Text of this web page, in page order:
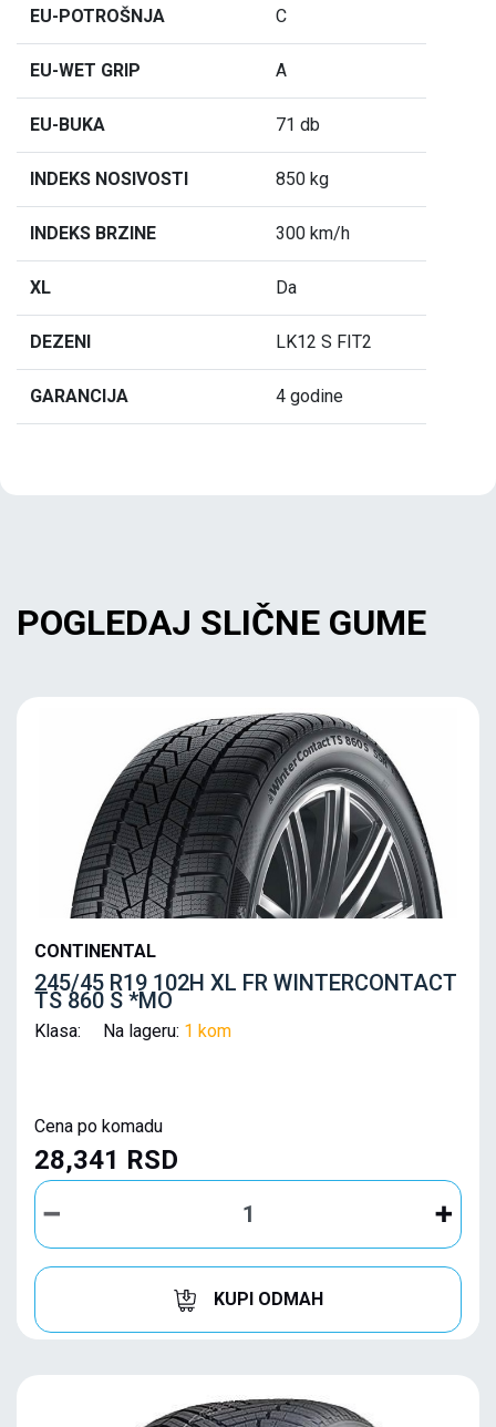
EU-POTROŠNJA C
EU-WET GRIP A
EU-BUKA 71 db
INDEKS NOSIVOSTI 850 kg
INDEKS BRZINE 300 km/h
XL Da
DEZENI LK12 S FIT2
GARANCIJA 4 godine
POGLEDAJ SLIČNE GUME
CONTINENTAL
245/45 R19 102H XL FR WINTERCONTACT
TS 860 S *MO
Klasa: Na lageru: 1 kom
Cena po komadu
28,341 RSD
KUPI ODMAH